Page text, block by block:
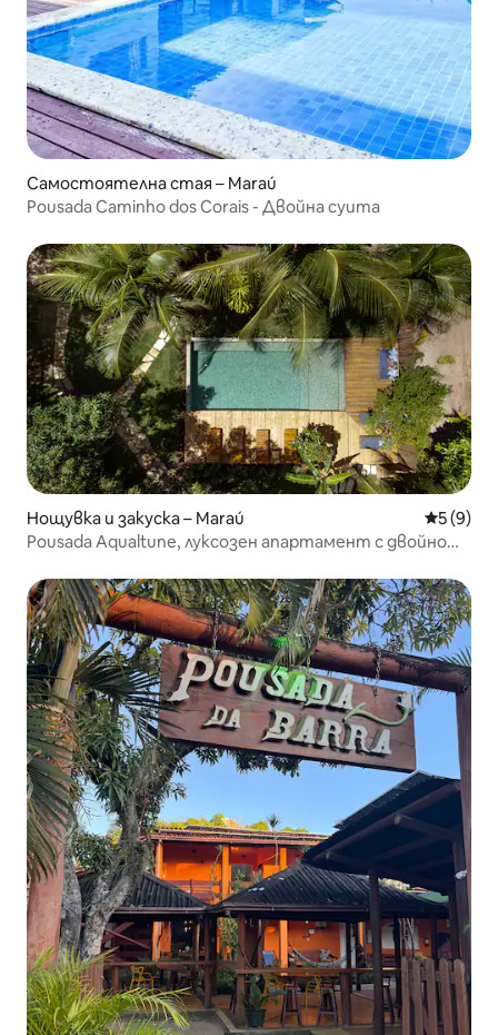
Самостоятелна стая – Maraú
Pousada Caminho dos Corais - Двойна суита
Нощувка и закуска – Maraú Средна
5 (9)
Pousada Aqualtune, луксозен апартамент с двойно